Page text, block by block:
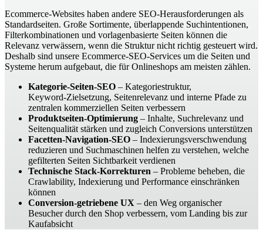
Ecommerce‑Websites haben andere SEO‑Herausforderungen als
Standardseiten. Große Sortimente, überlappende Suchintentionen,
Filterkombinationen und vorlagenbasierte Seiten können die
Relevanz verwässern, wenn die Struktur nicht richtig gesteuert wird.
Deshalb sind unsere Ecommerce‑SEO‑Services um die Seiten und
Systeme herum aufgebaut, die für Onlineshops am meisten zählen.
Kategorie‑Seiten‑SEO – Kategoriestruktur,
Keyword‑Zielsetzung, Seitenrelevanz und interne Pfade zu
zentralen kommerziellen Seiten verbessern
Produktseiten‑Optimierung – Inhalte, Suchrelevanz und
Seitenqualität stärken und zugleich Conversions unterstützen
Facetten‑Navigation‑SEO – Indexierungsverschwendung
reduzieren und Suchmaschinen helfen zu verstehen, welche
gefilterten Seiten Sichtbarkeit verdienen
Technische Stack‑Korrekturen – Probleme beheben, die
Crawlability, Indexierung und Performance einschränken
können
Conversion‑getriebene UX – den Weg organischer
Besucher durch den Shop verbessern, vom Landing bis zur
Kaufabsicht